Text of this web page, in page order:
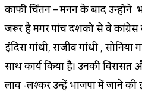
काफी चिंतन – मनन के बाद उन्होंने
जरूर है मगर पांच दशकों से वे कांग्रेस
इंदिरा गांधी, राजीव गांधी ,
साथ कार्य किया है। उनकी
लाव -लश्कर उन्हें भाजपा में जाने